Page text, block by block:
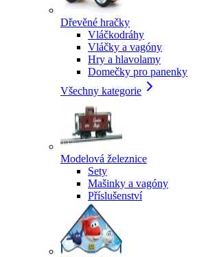
Dřevěné hračky
Vláčkodráhy
Vláčky a vagóny
Hry a hlavolamy
Domečky pro panenky
Všechny kategorie
Modelová železnice
Sety
Mašinky a vagóny
Příslušenství